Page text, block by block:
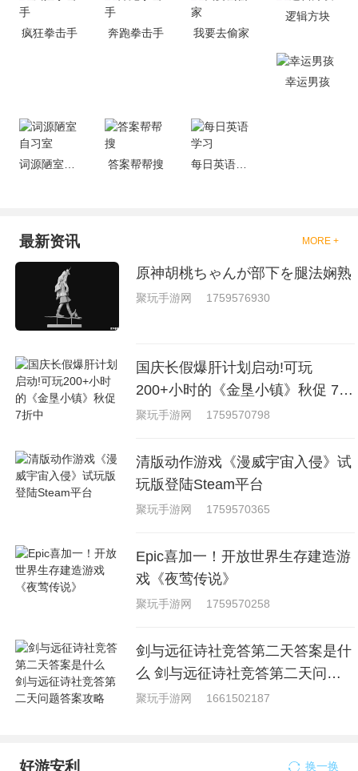
的有趣，也是相当的刺激的，游
戏中是有一些不同的场景都是能
够去进行体验的，我们也是能够
就是收集了一些有意思的拳击游
戏，相信你们一定会喜欢的。
疯狂拳击手 奔跑拳击手 我要去偷家
逻辑方块
幸运男孩
答案帮帮搜 每日英语学习
最新资讯 MORE +
原神胡桃ちゃんが部下を腿法娴熟
聚玩手游网 1759576930
国庆长假爆肝计划启动!可玩
200+小时的《金垦小镇》秋促 7折
中
聚玩手游网 1759570798
清版动作游戏《漫威宇宙入侵》试
玩版登陆Steam平台
聚玩手游网 1759570365
Epic喜加一！开放世界生存建造游
戏《夜莺传说》
聚玩手游网 1759570258
剑与远征诗社竞答第二天答案是什
么 剑与远征诗社竞答第二天问题
答案攻略
聚玩手游网 1661502187
好游安利 换一换